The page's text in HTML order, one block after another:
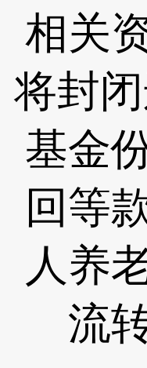
相关
将封
基金
回等
人养
流